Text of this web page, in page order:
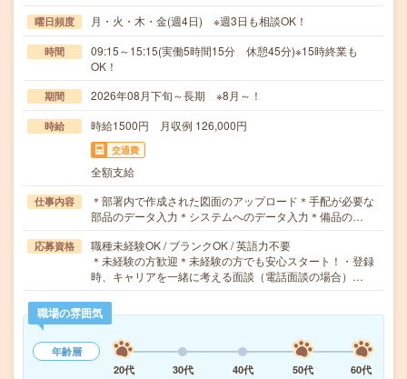
曜日頻度 月・火・木・金(週4日) ※週3日も相談OK！
時間
09:15～15:15(実働5時間15分 休憩45分)※15時終業も
OK！
期間 2026年08月下旬～長期 ※8月～！
時給 時給1500円 月収例 126,000円
交通費
全額支給
仕事内容
＊部署内で作成された図面のアップロード＊手配が必要な
部品のデータ入力＊システムへのデータ入力＊備品の…
応募資格
職種未経験OK / ブランクOK / 英語力不要
＊未経験の方歓迎＊未経験の方でも安心スタート！・登録
時、キャリアを一緒に考える面談（電話面談の場合）…
職場の雰囲気
年齢層
20代
30代 40代 50代
60代